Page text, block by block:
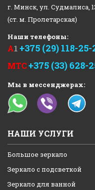
г. Минск, ул. Судмалиса,
(ст. м. Пролетарская)
Наши телефоны:
А1 +375 (29) 118-25-
МТС+375 (33) 628-
Мы в мессенджерах:
НАШИ УСЛУГИ
Большое зеркало
Зеркало с подсветкой
Зеркало для ванной